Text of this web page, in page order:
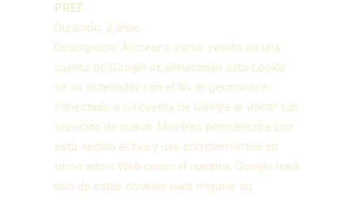
PREF
Duración: 2 años
Descripción: Al crear o iniciar sesión en una
cuenta de Google se almacenan esta cookie
en su ordenador con el fin de permanecer
conectado a su cuenta de Google al visitar sus
servicios de nuevo. Mientras permanezca con
esta sesión activa y use complementos en
otros sitios Web como el nuestro, Google hará
uso de estas cookies para mejorar su